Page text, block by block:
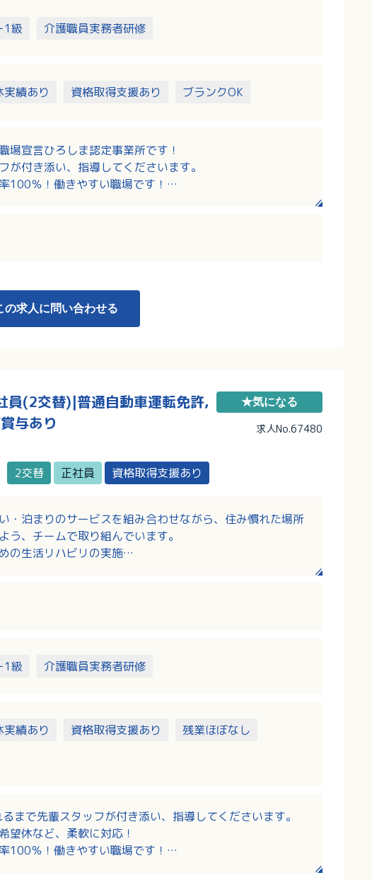
1級 介護職員実務者研修
実績あり 資格取得支援あり ブランクOK
場宣言ひろしま認定事業所です！
が付き添い、指導してくださいます。
100％！働きやすい職場です！
の求人に問い合わせる
員(2交替)|普通自動車運転免許,
与あり
2交替 正社員 資格取得支援あり
★気になる
求人No.67480
・泊まりのサービスを組み合わせながら、住み慣れた場所
う、チームで取り組んでいます。
の生活リハビリの実施
スへの参加
1級 介護職員実務者研修
実績あり 資格取得支援あり
残業ほぼなし
まで先輩スタッフが付き添い、指導してくださいます。
望休など、柔軟に対応！
100％！働きやすい職場です！